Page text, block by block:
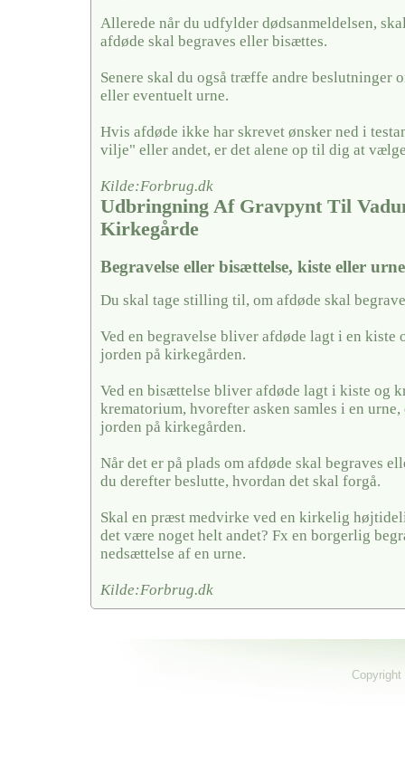
Allerede når du udfylder dødsanmeldelsen,
afdøde skal begraves eller bisættes.
Senere skal du også træffe andre beslutninger
eller eventuelt urne.
Hvis afdøde ikke har skrevet ønsker ned i
vilje" eller andet, er det alene op til dig at
Kilde:Forbrug.dk
Udbringning Af Gravpynt Til
Kirkegårde
Begravelse eller bisættelse, kiste eller
Du skal tage stilling til, om afdøde skal
Ved en begravelse bliver afdøde lagt i en kiste
jorden på kirkegården.
Ved en bisættelse bliver afdøde lagt i kiste og
krematorium, hvorefter asken samles i en
jorden på kirkegården.
Når det er på plads om afdøde skal begraves
du derefter beslutte, hvordan det skal forgå.
Skal en præst medvirke ved en kirkelig
det være noget helt andet? Fx en borgerlig
nedsættelse af en urne.
Kilde:Forbrug.dk